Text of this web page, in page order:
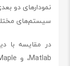
نمودارهای دو
سیستم‌های